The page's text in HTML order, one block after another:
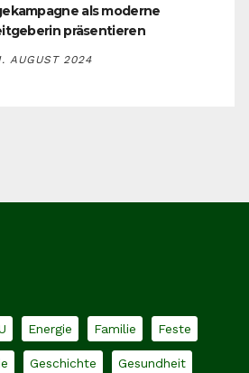
als moderne
präsentieren
AUGUST 2024
Energie Familie Feste
Geschichte Gesundheit